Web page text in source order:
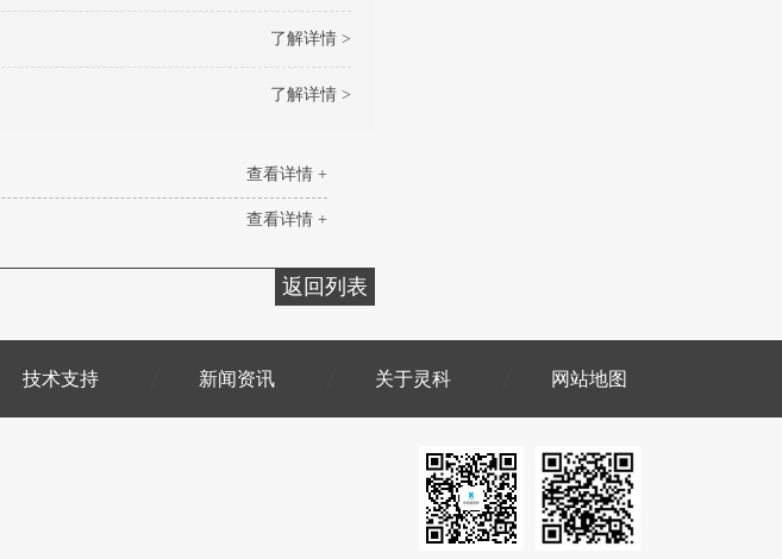
了解详情 >
了解详情 >
查看详情 +
查看详情 +
返回列表
技术支持 新闻资讯 关于灵科 网站地图